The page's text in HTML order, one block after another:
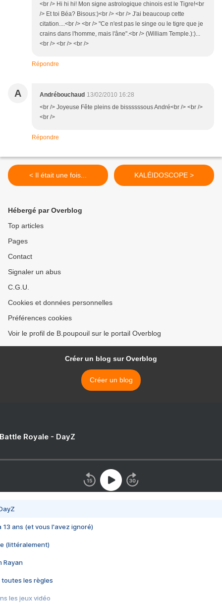
<br /> Hi hi hi! Mon signe astrologique chinois est le Tigre!<br
/> Et toi Béa? Bisous:)<br /> <br /> J'ai beaucoup cette
citation....<br /> <br /> "Ce n'est pas le singe ou le tigre que je
crains dans l'homme, mais l'âne".<br /> (William Temple.):)...
<br /> <br /> <br />
Répondre
A Andrébouchaud 13/02/2010 16:28
<br /> Joyeuse Fête pleins de bissssssous André<br /> <br />
<br />
Répondre
< Il était une fois... KALÉIDOSCOPE >
Hébergé par Overblog
Top articles
Pages
Contact
Signaler un abus
C.G.U.
Cookies et données personnelles
Préférences cookies
Voir le profil de B.poupouil sur le portail Overblog
Créer un blog sur Overblog
Créer un blog
Royale - DayZ
13 ans (et vous l'avez ignoré)
(littéralement)
Rayan
toutes les règles
les jeux vidéo